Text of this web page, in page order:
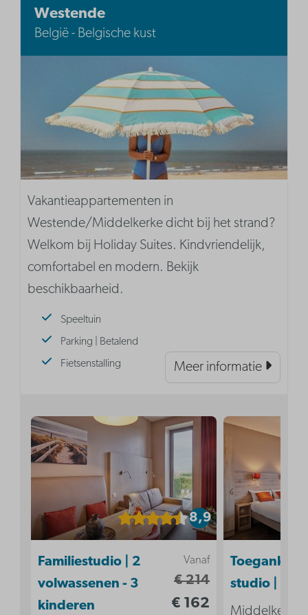
Westende
België - Belgische kust
Vakantieappartementen in
Westende/Middelkerke dicht bij het strand?
Welkom bij Holiday Suites. Kindvriendelijk,
comfortabel en modern. Bekijk
beschikbaarheid.
Speeltuin
Parking | Betalend
Fietsenstalling
Meer informatie
8,9
Vanaf
€ 214
€ 162
Familiestudio | 2
volwassenen - 3
kinderen
studio | 2p
Middelkerke,